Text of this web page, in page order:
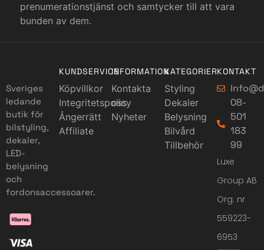
prenumerationstjänst och samtycker till att vara
bunden av dem.
Sveriges
ledande
butik för
bilstyling,
dekaler,
LED-
belysning
och
fordonsaccessoarer.
KUNDSERVICE
Köpvillkor
Integritetspolicy
Ångerrätt
Affiliate
INFORMATION
Kontakta
oss
Nyheter
KATEGORIER
Styling
Dekaler
Belysning
Bilvård
Tillbehör
KONTAKT
08-
501
183
99
Luxe
Group AB
Org. nr
559223-
6953